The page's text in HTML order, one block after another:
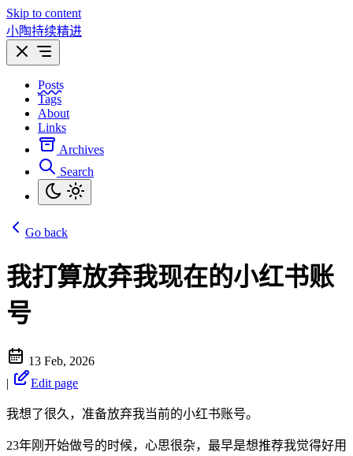
Skip to content
小陶持续精进
Posts
Tags
About
Links
Archives
Search
Go back
我打算放弃我现在的小红书账
号
13 Feb, 2026
|
Edit page
我想了很久，准备放弃我当前的小红书账号。
23年刚开始做号的时候，心思很杂，最早是想推荐我觉得好用